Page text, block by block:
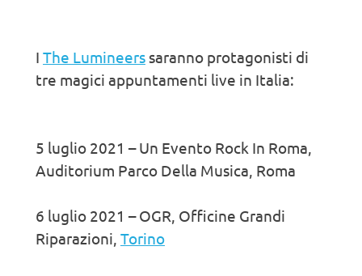
I The Lumineers saranno protagonisti di
tre magici appuntamenti live in Italia:
5 luglio 2021 – Un Evento Rock In Roma,
Auditorium Parco Della Musica, Roma
6 luglio 2021 – OGR, Officine Grandi
Riparazioni, Torino